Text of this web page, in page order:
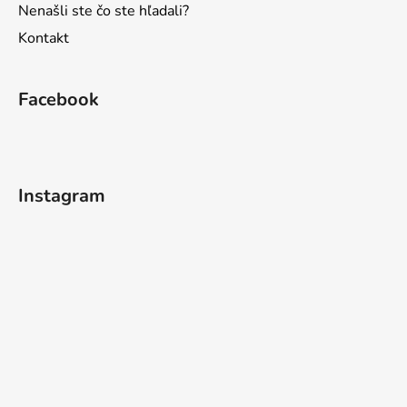
Nenašli ste čo ste hľadali?
Kontakt
Facebook
Instagram